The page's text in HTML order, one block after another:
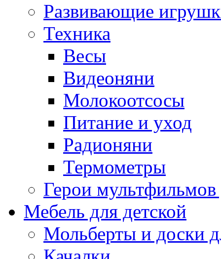
Развивающие
Техника
Весы
Видеоняни
Молокоотсосы
Питание и уход
Радионяни
Термометры
Герои
Мебель для детской
Мольберты и доски